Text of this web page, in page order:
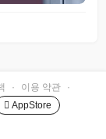
· 이용 약관
·
 AppStore